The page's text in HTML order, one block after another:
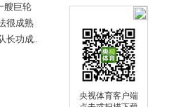
央视体育客户端
艘巨轮
很成熟
长功成..